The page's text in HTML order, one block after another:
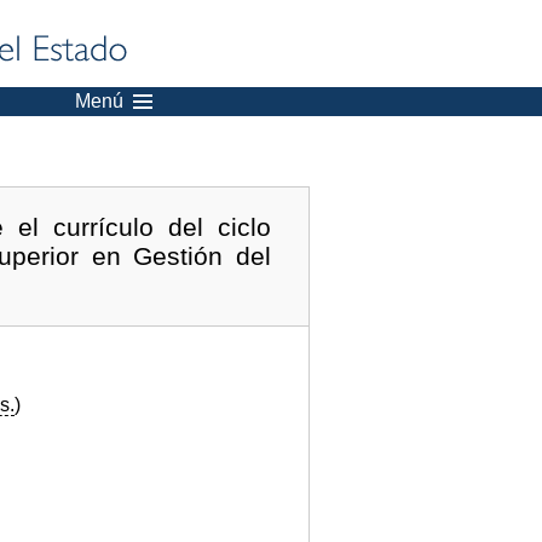
Menú
el currículo del ciclo
en Gestión del
)